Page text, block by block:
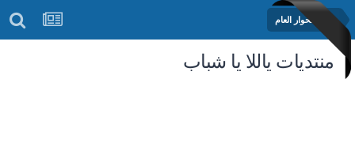
منتدى الحوار العام
منتديات ياللا يا شباب